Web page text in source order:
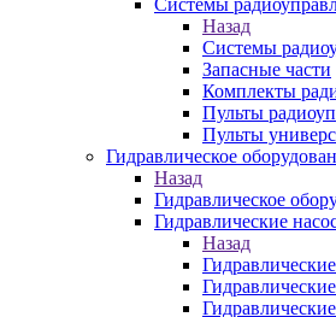
Системы
Назад
Системы
Запасные части
Комплекты
Пульты
Пульты
Гидравлическое
Назад
Гидравлическое
Гидравлические
Назад